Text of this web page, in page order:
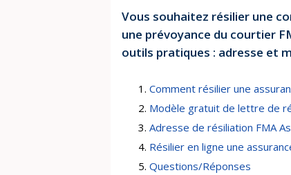
Vous souhaitez résilier une
une prévoyance du courtier
outils pratiques : adresse et
Comment résilier une
Modèle gratuit de lettre de
Adresse de résiliation FMA
Résilier en ligne une
Questions/Réponses